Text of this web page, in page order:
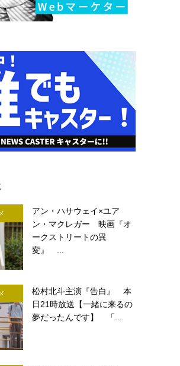
アン・ハサウェイ×ユア
ン・マクレガー 映画『オ
ークストリートの異
変』 ...
松村北斗主演『告白』 本
日21時放送【一緒に来るの
夢だったんです】 「...